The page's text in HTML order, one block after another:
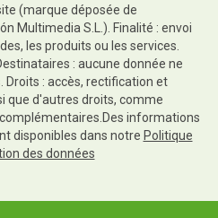
(marque déposée de
Multimedia S.L.). Finalité : envoi
les produits ou les services.
: aucune donnée ne
: accès, rectification et
que d'autres droits, comme
informations
disponibles dans notre Politique
des données